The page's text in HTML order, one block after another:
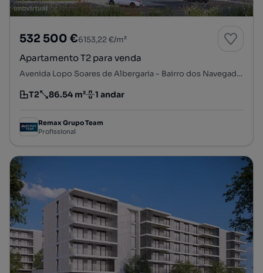
532 500 €6153,22 €/m²
Apartamento T2 para venda
Avenida Lopo Soares de Albergaria - Bairro dos Navegadores, Porto Salvo, Oeiras, Lisboa
Tipologia
T2
Preço por metro quadrado
86.54 m²
Andar 1 andar
Remax Grupo Team
Profissional